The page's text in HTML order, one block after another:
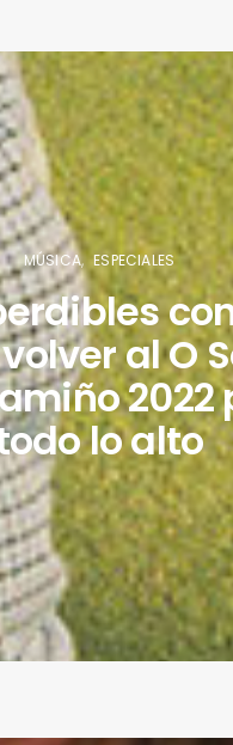
MÚSICA ESPECIALES
al O
2022
lo alto